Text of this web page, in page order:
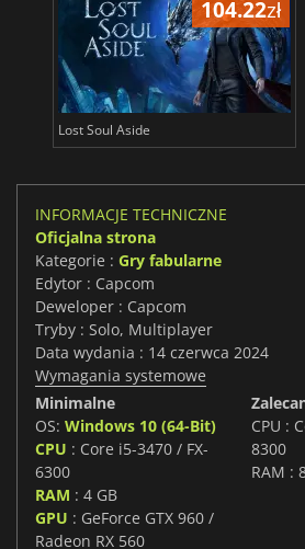
104.22zł
Lost Soul Aside
INFORMACJE TECHNICZNE
Oficjalna strona
Kategorie : Gry fabularne
Edytor : Capcom
Deweloper : Capcom
Tryby : Solo, Multiplayer
Data wydania : 14 czerwca 2024
Wymagania systemowe
Minimalne
OS: Windows 10 (64-Bit)
CPU : Core i5-3470 / FX-
6300
RAM : 4 GB
GPU : GeForce GTX 960 /
Radeon RX 560
CPU :
8300
RAM :